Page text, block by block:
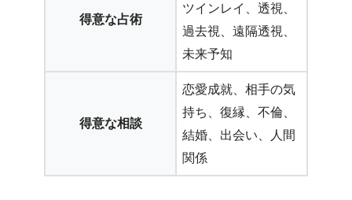
得意な占術
ツインレイ、透視、
過去視、遠隔透視、
未来予知
得意な相談
恋愛成就、相手の気
持ち、復縁、不倫、
結婚、出会い、人間
関係